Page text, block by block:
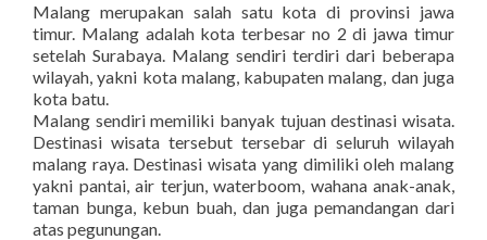
Malang merupakan salah satu kota di provinsi jawa
timur. Malang adalah kota terbesar no 2 di jawa timur
setelah Surabaya. Malang sendiri terdiri dari beberapa
wilayah, yakni kota malang, kabupaten malang, dan juga
kota batu.
Malang sendiri memiliki banyak tujuan destinasi wisata.
Destinasi wisata tersebut tersebar di seluruh wilayah
malang raya. Destinasi wisata yang dimiliki oleh malang
yakni pantai, air terjun, waterboom, wahana anak-anak,
taman bunga, kebun buah, dan juga pemandangan dari
atas pegunungan.